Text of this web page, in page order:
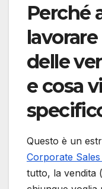
Perché
delle
e cosa
Questo è un
Corporate
tutto, la vendita